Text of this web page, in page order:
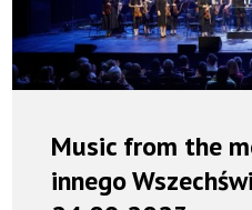
Music from the
innego